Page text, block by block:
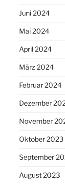
Juni 2024
Mai 2024
April 2024
März 2024
Februar 2024
Dezember
November
Oktober 2023
September
August 2023